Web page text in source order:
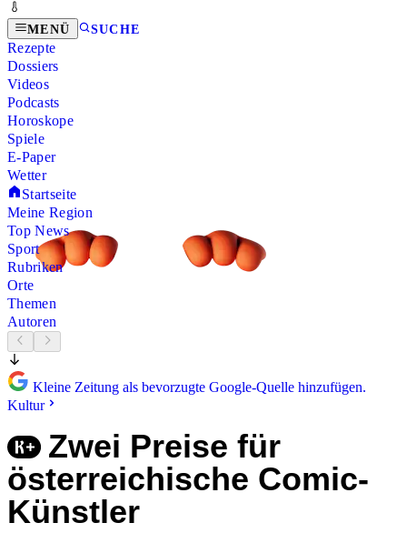
MENÜ SUCHE
Rezepte
Dossiers
Videos
Podcasts
Horoskope
Spiele
E-Paper
Wetter
Startseite
Meine Region
Top News
Sport
Rubriken
Orte
Themen
Autoren
Kleine Zeitung als bevorzugte Google-Quelle hinzufügen.
Kultur
Zwei Preise für
österreichische Comic-
Künstler